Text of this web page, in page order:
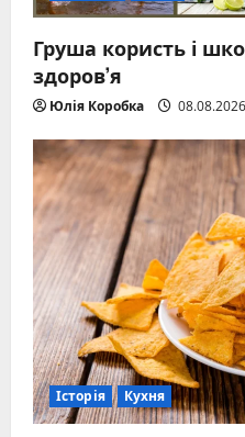
Груша користь і
здоров’я
Юлія Коробка 08.08.2026
Історія Кухня